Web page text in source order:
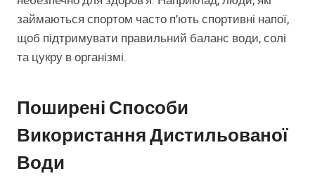
займаються спортом часто п’ють спортивні напої,
щоб підтримувати правильний баланс води, солі
та цукру в організмі.
Поширені Способи
Використання Дистильованої
Води